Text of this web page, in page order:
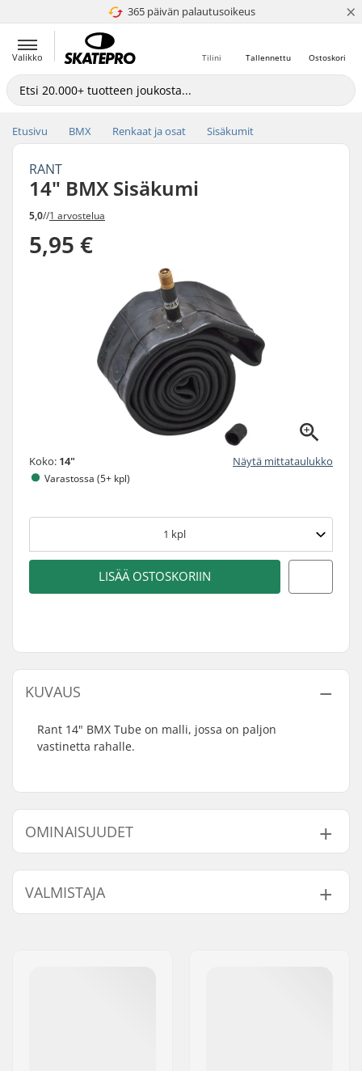
365 päivän palautusoikeus
4.8 / 5 ×
Valikko Ostoskori
Tallennettu
Tilini
Etusivu BMX Renkaat ja osat Sisäkumit
RANT
14" BMX Sisäkumi
5,0//1 arvostelua
5,95 €
Koko: 14" Näytä mittataulukko
Varastossa (5+ kpl)
1 kpl
LISÄÄ OSTOSKORIIN
KUVAUS
Rant 14" BMX Tube on malli, jossa on paljon
vastinetta rahalle.
OMINAISUUDET
BMX-tyyppi:
Freestyle BMX
Venttiilin tyyppi:
Renkaan halkaisija:
14"
VALMISTAJA